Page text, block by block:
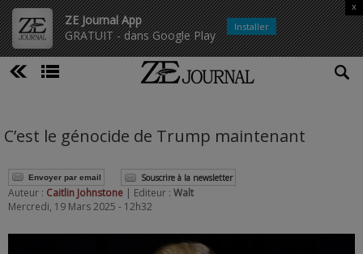
ZE Journal App
GRATUIT - dans Google Play
x
Installer
C’est le génocide de Trump maintenant
Envoyer par email Souscrire à la newsletter
Auteur : Caitlin Johnstone | Editeur : Walt
Mercredi, 19 Mars 2025 - 12h32